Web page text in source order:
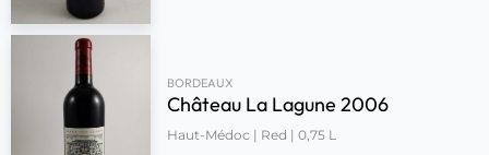
BORDEAUX
Château La Lagune 2006
Haut-Médoc | Red | 0,75 L